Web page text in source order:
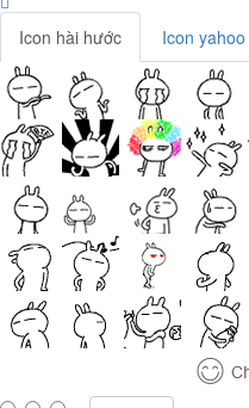
Icon hài hước Icon yahoo